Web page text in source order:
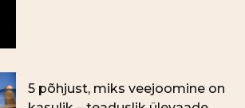
5 põhjust, miks veejoomine on